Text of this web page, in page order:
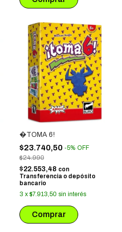
�TOMA 6!
$23.740,50 -5% OFF
$24.990
$22.553,48 con
Transferencia o depósito
bancario
3 x $7.913,50 sin interés